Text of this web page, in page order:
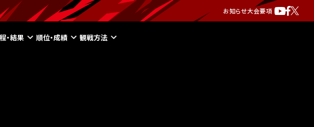
お知らせ大会要項
・結果 順位・成績 観戦方法